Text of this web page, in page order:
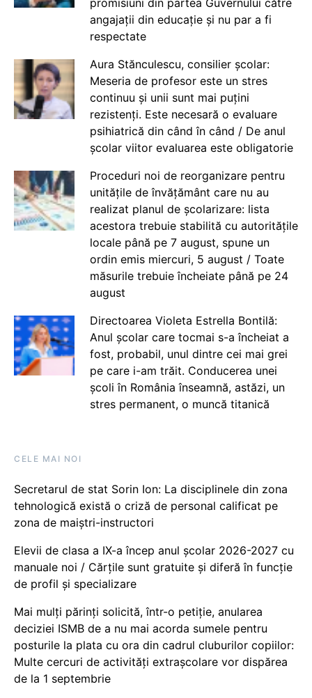
angajații din educație și nu par a fi
respectate
Aura Stănculescu, consilier școlar:
Meseria de profesor este un stres
continuu și unii sunt mai puțini
rezistenți. Este necesară o evaluare
psihiatrică din când în când / De anul
școlar viitor evaluarea este obligatorie
Proceduri noi de reorganizare pentru
unitățile de învățământ care nu au
realizat planul de școlarizare: lista
acestora trebuie stabilită cu autoritățile
locale până pe 7 august, spune un
ordin emis miercuri, 5 august / Toate
măsurile trebuie încheiate până pe 24
august
Directoarea Violeta Estrella Bontilă:
Anul școlar care tocmai s-a încheiat a
fost, probabil, unul dintre cei mai grei
pe care i-am trăit. Conducerea unei
școli în România înseamnă, astăzi, un
stres permanent, o muncă titanică
CELE MAI NOI
Secretarul de stat Sorin Ion: La disciplinele din zona
tehnologică există o criză de personal calificat pe
zona de maiștri-instructori
Elevii de clasa a IX-a încep anul școlar 2026-2027 cu
manuale noi / Cărțile sunt gratuite și diferă în funcție
de profil și specializare
Mai mulți părinți solicită, într-o petiție, anularea
deciziei ISMB de a nu mai acorda sumele pentru
posturile la plata cu ora din cadrul cluburilor copiilor:
Multe cercuri de activități extrașcolare vor dispărea
de la 1 septembrie